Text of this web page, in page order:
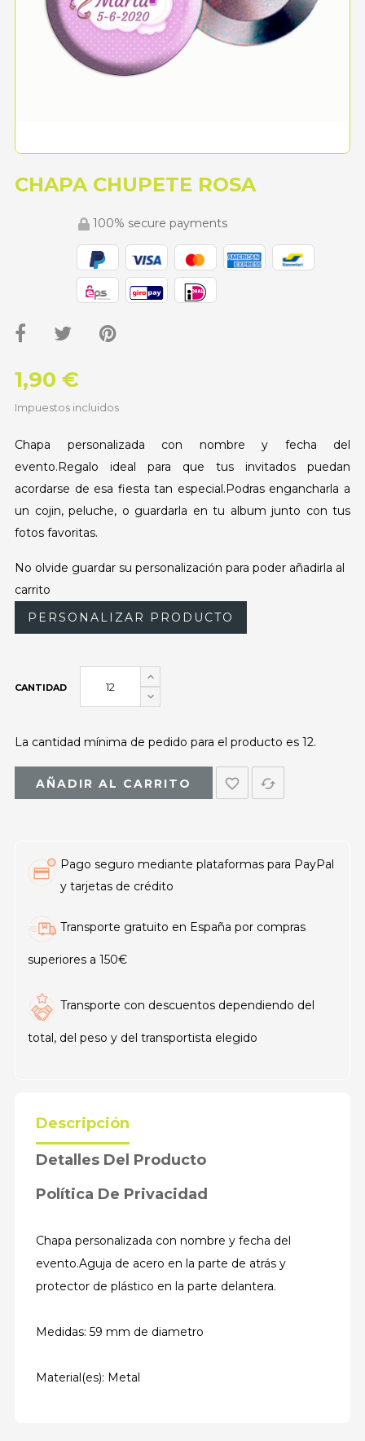
CHAPA CHUPETE ROSA
100% secure payments
1,90 €
Impuestos incluidos
Chapa personalizada con nombre y fecha del
evento.Regalo ideal para que tus invitados puedan
acordarse de esa fiesta tan especial.Podras engancharla a
un cojin, peluche, o guardarla en tu album junto con tus
fotos favoritas.
No olvide guardar su personalización para poder añadirla al
carrito
PERSONALIZAR PRODUCTO
CANTIDAD
La cantidad mínima de pedido para el producto es 12.
AÑADIR AL CARRITO favorite_border cached
Pago seguro mediante plataformas para PayPal
y tarjetas de crédito
Transporte gratuito en España por compras
superiores a 150€
Transporte con descuentos dependiendo del
total, del peso y del transportista elegido
Descripción
Detalles Del Producto
Política De Privacidad
Chapa personalizada con nombre y fecha del
evento.Aguja de acero en la parte de atrás y
protector de plástico en la parte delantera.
Medidas: 59 mm de diametro
Material(es): Metal